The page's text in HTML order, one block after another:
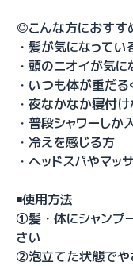
◎こんな方におすす
・髪が気になってい
・頭のニオイが気に
・いつも体が重だ
・夜なかなか寝付
・普段シャワーしか
・冷えを感じる方
・ヘッドスパやマ
◾️使用方法
①髪・体にシャンプ
さい
②泡立てた状態でや